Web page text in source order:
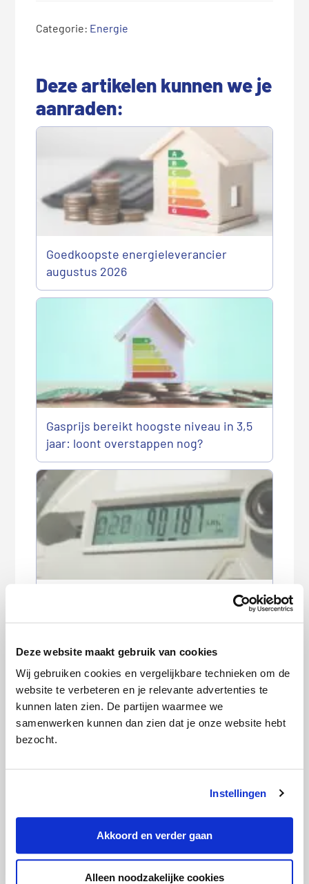
Deze website maakt gebruik van cookies
Wij gebruiken cookies en vergelijkbare technieken om de
website te verbeteren en je relevante advertenties te
kunnen laten zien. De partijen waarmee we
samenwerken kunnen dan zien dat je onze website hebt
bezocht.
Instellingen
Akkoord en verder gaan
Alleen noodzakelijke cookies
Categorie: Energie
Deze artikelen kunnen we je
aanraden:
Goedkoopste energieleverancier
augustus 2026
Gasprijs bereikt hoogste niveau in 3,5
jaar: loont overstappen nog?
Brand door zonnepanelen: dit moet je